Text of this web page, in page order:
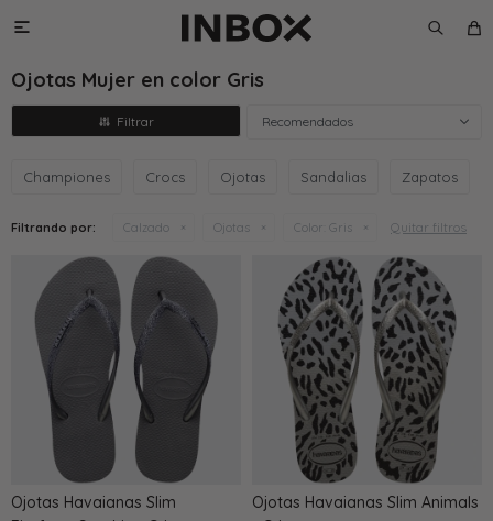

Ojotas Mujer en color Gris
Recomendados
Championes Crocs Ojotas Sandalias Zapatos
Filtrando por: Calzado Ojotas Color: Gris Quitar filtros
Ojotas Havaianas Slim
Ojotas Havaianas Slim Animals